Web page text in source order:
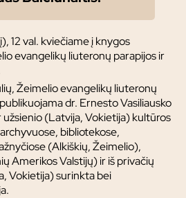
12 val. kviečiame į knygos
evangelikų liuteronų parapijos ir
Žeimelio evangelikų liuteronų
dr. Ernesto Vasiliausko
(Latvija, Vokietija) kultūros
bibliotekose,
(Alkiškių, Žeimelio),
Amerikos Valstijų) ir iš privačių
Vokietija) surinkta bei